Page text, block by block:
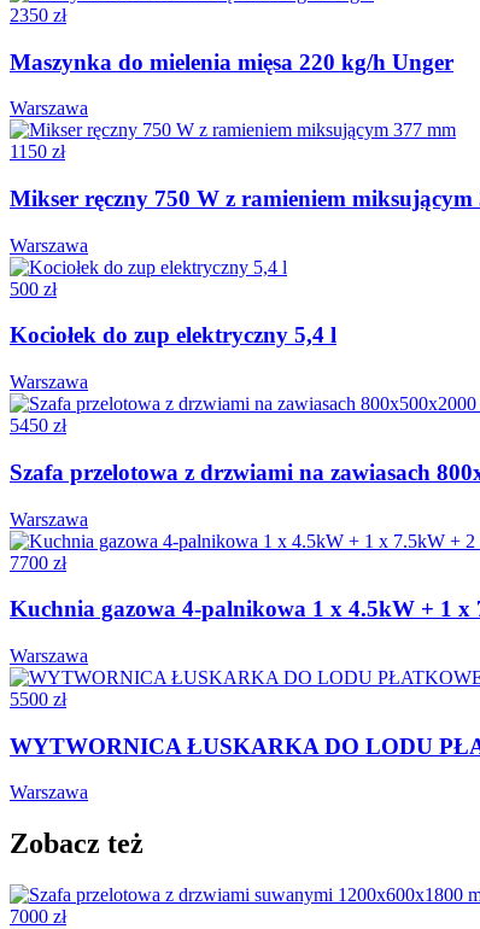
2350 zł
Maszynka do mielenia mięsa 220 kg/h Unger
Warszawa
1150 zł
Mikser ręczny 750 W z ramieniem miksującym
Warszawa
500 zł
Kociołek do zup elektryczny 5,4 l
Warszawa
5450 zł
Szafa przelotowa z drzwiami na zawiasach
Warszawa
7700 zł
Kuchnia gazowa 4-palnikowa 1 x 4.5kW + 1
Warszawa
5500 zł
WYTWORNICA ŁUSKARKA DO LODU
Warszawa
Zobacz też
7000 zł